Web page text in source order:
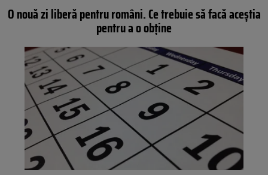
O nouă zi liberă pentru români. Ce trebuie să facă aceștia
pentru a o obține